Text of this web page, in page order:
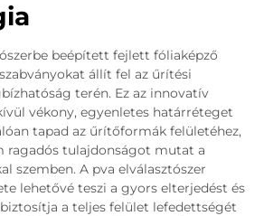
beépített fejlett fóliaképző
állít fel az űrítési
terén. Ez az innovatív
vékony, egyenletes határréteget
tapad az űrítőformák felületéhez,
ragadós tulajdonságot mutat a
szemben. A pva elválasztószer
lehetővé teszi a gyors elterjedést és
a teljes felület lefedettségét